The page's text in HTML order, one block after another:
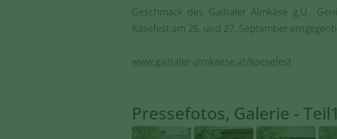
Geschmack des Gailtaler Almkäse g.U..
Käsefest am 26. und 27. September
www.gailtaler-almkaese.at/kaesefest
Pressefotos, Galerie - Teil1